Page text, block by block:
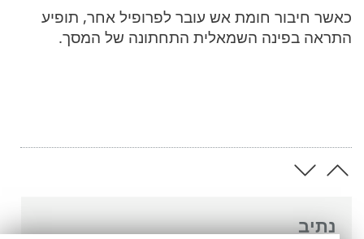
נתיב
כאשר חיבור חומת אש עובר לפרופיל אחר, תופיע
התראה בפינה השמאלית התחתונה של המסך.